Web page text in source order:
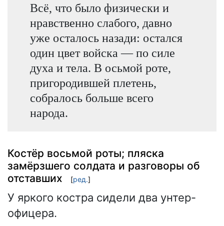
Всё, что было физически и
нравственно слабого, давно
уже осталось назади: остался
один цвет войска — по силе
духа и тела. В осьмой роте,
пригородившей плетень,
собралось больше всего
народа.
Костёр восьмой роты; пляска
замёрзшего солдата и разговоры об
отставших
[ред.]
У яркого костра сидели два унтер-
офицера.